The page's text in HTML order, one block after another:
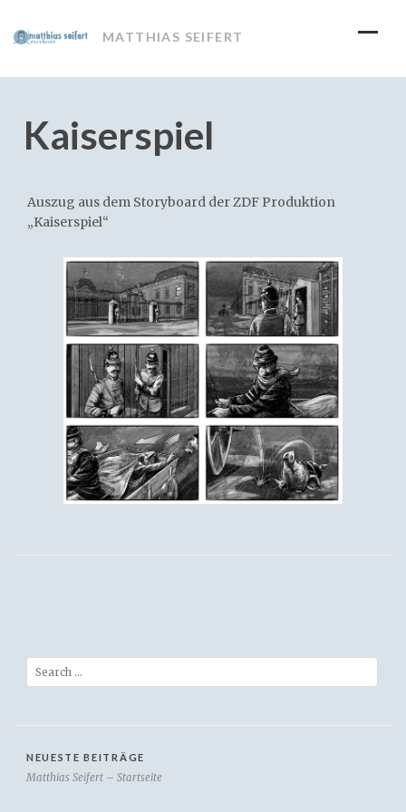
content
MATTHIAS SEIFERT
Kaiserspiel
Auszug aus dem Storyboard der ZDF Produktion
„Kaiserspiel“
Search
NEUESTE BEITRÄGE
Matthias Seifert – Startseite